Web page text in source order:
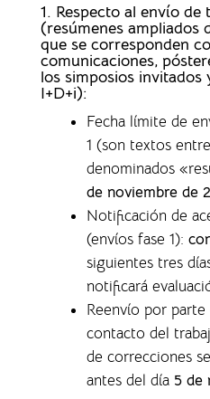
1. Respecto al envío de
(resúmenes
que se corresponden
comunicaciones,
los simposios invitados
I+D+i):
Fecha límite de
1 (son textos
denominados
de noviembre de
Notificación de
(envíos fase 1):
siguientes tres
notificará
Reenvío por
contacto del
de correcciones
antes del día 5 de